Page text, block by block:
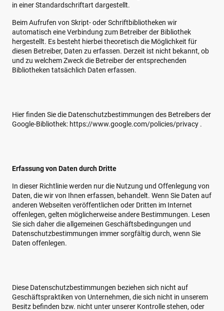
in einer Standardschriftart dargestellt.
Beim Aufrufen von Skript- oder Schriftbibliotheken wir
automatisch eine Verbindung zum Betreiber der Bibliothek
hergestellt. Es besteht hierbei theoretisch die Möglichkeit für
diesen Betreiber, Daten zu erfassen. Derzeit ist nicht bekannt, ob
und zu welchem Zweck die Betreiber der entsprechenden
Bibliotheken tatsächlich Daten erfassen.
Hier finden Sie die Datenschutzbestimmungen des Betreibers der
Google-Bibliothek: https://www.google.com/policies/privacy .
Erfassung von Daten durch Dritte
In dieser Richtlinie werden nur die Nutzung und Offenlegung von
Daten, die wir von Ihnen erfassen, behandelt. Wenn Sie Daten auf
anderen Webseiten veröffentlichen oder Dritten im Internet
offenlegen, gelten möglicherweise andere Bestimmungen. Lesen
Sie sich daher die allgemeinen Geschäftsbedingungen und
Datenschutzbestimmungen immer sorgfältig durch, wenn Sie
Daten offenlegen.
Diese Datenschutzbestimmungen beziehen sich nicht auf
Geschäftspraktiken von Unternehmen, die sich nicht in unserem
Besitz befinden bzw. nicht unter unserer Kontrolle stehen, oder